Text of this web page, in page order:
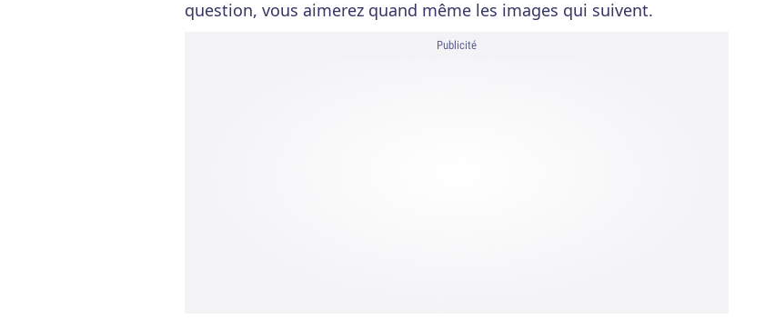
question, vous aimerez quand même les images qui suivent.
Publicité